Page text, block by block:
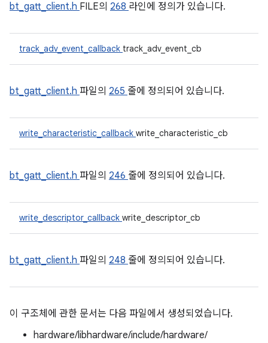
bt_gatt_client.h FILE의 268 라인에 정의가 있습니다.
track_adv_event_callback track_adv_event_cb
bt_gatt_client.h 파일의 265 줄에 정의되어 있습니다.
write_characteristic_callback write_characteristic_cb
bt_gatt_client.h 파일의 246 줄에 정의되어 있습니다.
write_descriptor_callback write_descriptor_cb
bt_gatt_client.h 파일의 248 줄에 정의되어 있습니다.
이 구조체에 관한 문서는 다음 파일에서 생성되었습니다.
hardware/libhardware/include/hardware/